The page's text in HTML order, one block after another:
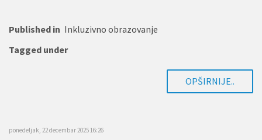
Published in Inkluzivno obrazovanje
Tagged under
OPŠIRNIJE..
ponedeljak, 22 decembar 2025 16:26